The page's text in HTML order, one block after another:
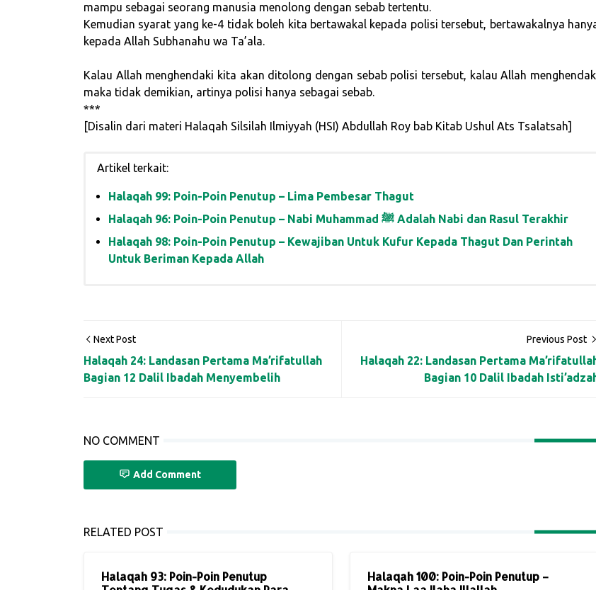
mampu sebagai seorang manusia menolong dengan sebab tertentu.
Kemudian syarat yang ke-4 tidak boleh kita bertawakal kepada polisi tersebut, bertawakalnya
kepada Allah Subhanahu wa Ta’ala.
Kalau Allah menghendaki kita akan ditolong dengan sebab polisi tersebut, kalau Allah
maka tidak demikian, artinya polisi hanya sebagai sebab.
***
[Disalin dari materi Halaqah Silsilah Ilmiyyah (HSI) Abdullah Roy bab Kitab Ushul Ats Tsalatsah]
Artikel terkait:
Halaqah 99: Poin-Poin Penutup – Lima Pembesar Thagut
Halaqah 96: Poin-Poin Penutup – Nabi Muhammad ﷺ Adalah Nabi dan Rasul Terakhir
Halaqah 98: Poin-Poin Penutup – Kewajiban Untuk Kufur Kepada Thagut Dan Perintah
Untuk Beriman Kepada Allah
Next Post
Halaqah 24: Landasan Pertama Ma’rifatullah
Bagian 12 Dalil Ibadah Menyembelih
Previous Post
Halaqah 22: Landasan Pertama
Bagian 10 Dalil Ibadah
NO COMMENT
Add Comment
RELATED POST
Halaqah 93: Poin-Poin Penutup
Halaqah 100: Poin-Poin Penutup –